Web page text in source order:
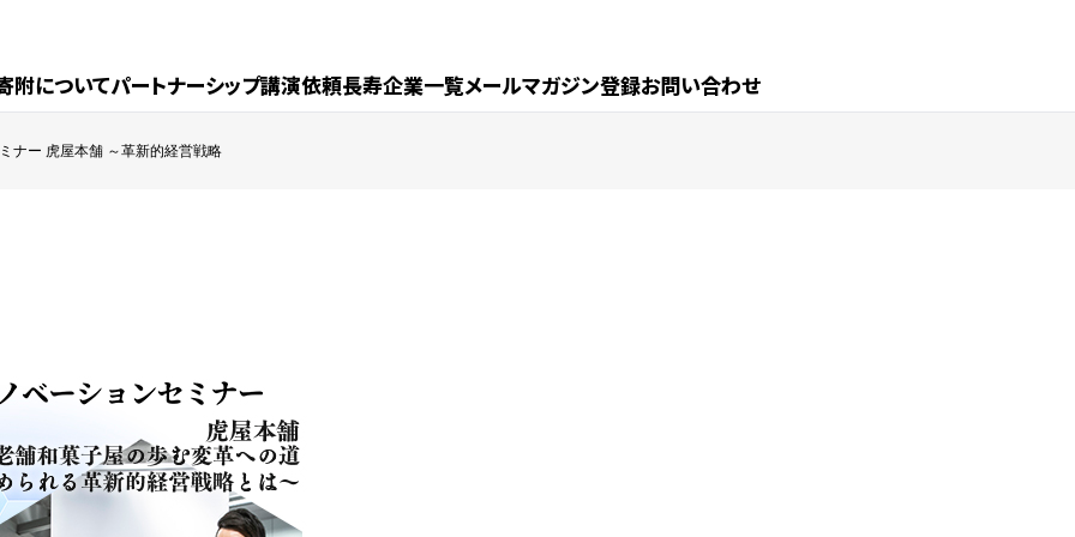
附についてパートナーシップ講演依頼長寿企業一覧メールマガジン登録お問い合わせ
ナー 虎屋本舗 ～革新的経営戦略